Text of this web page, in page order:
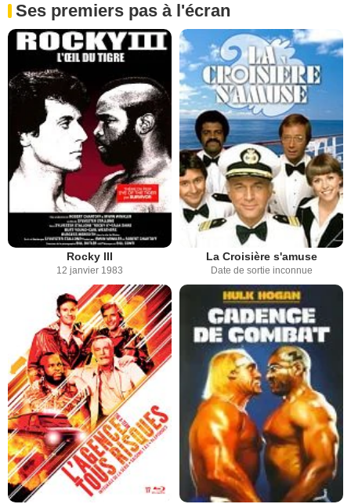
Ses premiers pas à l'écran
Rocky III
12 janvier 1983
La Croisière s'amuse
Date de sortie inconnue